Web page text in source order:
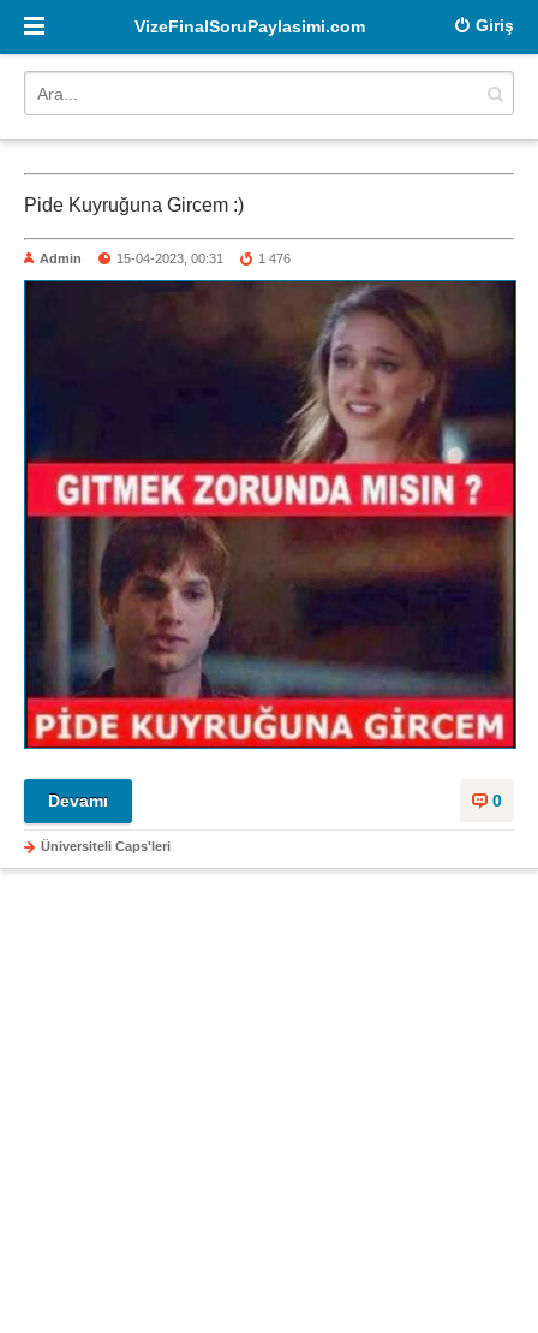
Giriş
VizeFinalSoruPaylasimi.com
Pide Kuyruğuna Gircem :)
Admin 15-04-2023, 00:31 1 476
0
Devamı
Üniversiteli Caps'leri